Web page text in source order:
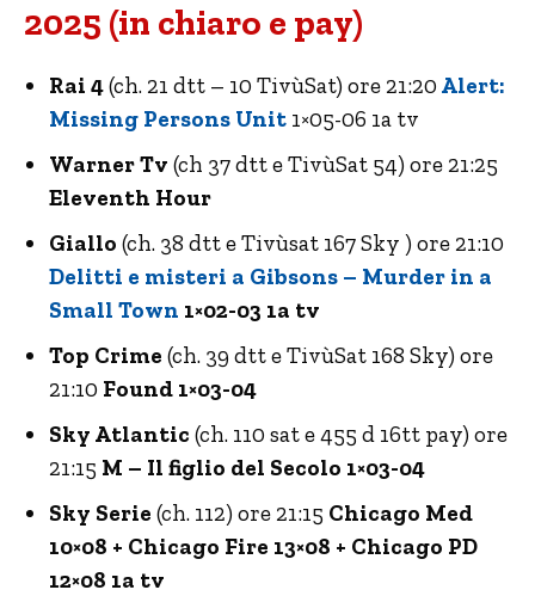
2025 (in chiaro e pay)
Rai 4(ch. 21 dtt – 10 TivùSat) ore 21:20 Alert:
Missing Persons Unit 1×05-06 1a tv
Warner Tv (ch 37 dtt e TivùSat 54) ore 21:25
Eleventh Hour
Giallo (ch. 38 dtt e Tivùsat 167 Sky ) ore 21:10
Delitti e misteri a Gibsons – Murder in a
Small Town 1×02-03 1a tv
Top Crime (ch. 39 dtt e TivùSat 168 Sky) ore
21:10 Found 1×03-04
Sky Atlantic (ch. 110 sat e 455 d 16tt pay) ore
21:15 M – Il figlio del Secolo 1×03-04
Sky Serie (ch. 112) ore 21:15 Chicago Med
10×08 + Chicago Fire 13×08 + Chicago PD
12×08 1a tv